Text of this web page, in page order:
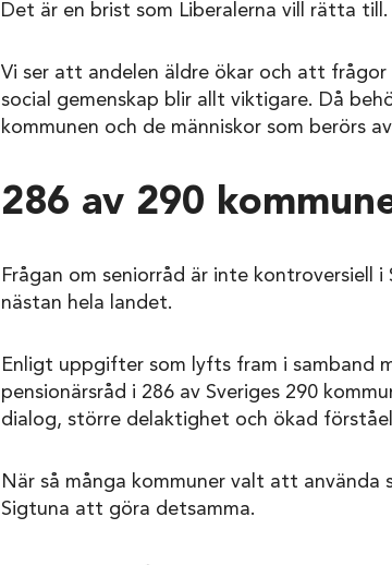
Det är en brist som Liberalerna vill rätta till.
Vi ser att andelen äldre ökar och att
social gemenskap blir allt viktigare. Då
kommunen och de människor som berörs
286 av 290
Frågan om seniorråd är inte kontroversiell
nästan hela landet.
Enligt uppgifter som lyfts fram i samband
pensionärsråd i 286 av Sveriges 290
dialog, större delaktighet och ökad
När så många kommuner valt att
Sigtuna att göra detsamma.